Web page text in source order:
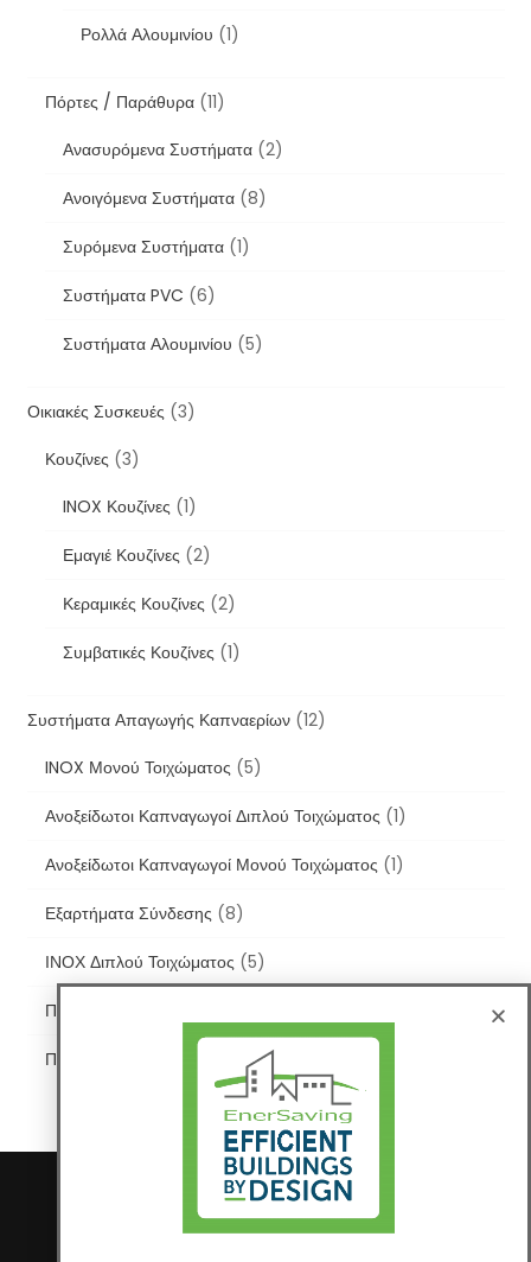
Ρολλά Αλουμινίου (1)
Πόρτες / Παράθυρα (11)
Ανασυρόμενα Συστήματα (2)
Ανοιγόμενα Συστήματα (8)
Συρόμενα Συστήματα (1)
Συστήματα PVC (6)
Συστήματα Αλουμινίου (5)
Οικιακές Συσκευές (3)
Κουζίνες (3)
INOX Κουζίνες (1)
Εμαγιέ Κουζίνες (2)
Κεραμικές Κουζίνες (2)
Συμβατικές Κουζίνες (1)
Συστήματα Απαγωγής Καπναερίων (12)
INOX Μονού Τοιχώματος (5)
Ανοξείδωτοι Καπναγωγοί Διπλού Τοιχώματος (1)
Ανοξείδωτοι Καπναγωγοί Μονού Τοιχώματος (1)
Εξαρτήματα Σύνδεσης (8)
ΙΝΟΧ Διπλού Τοιχώματος (5)
Πλαστικοί
Πλαστικοί Καπναγωγοί
Construction Field by
E-Shop
Πολιτική Απορρήτου